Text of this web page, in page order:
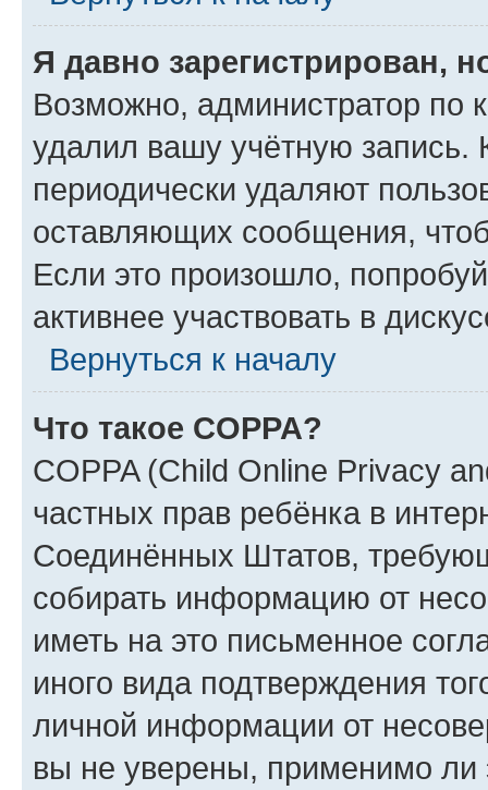
Я давно зарегистрирован,
Возможно, администратор по
удалил вашу учётную запись.
периодически удаляют
оставляющих сообщения,
Если это произошло,
активнее участвовать в
Вернуться к началу
Что такое COPPA?
COPPA (Child Online Privacy
частных прав ребёнка в
Соединённых Штатов,
собирать информацию от
иметь на это письменное
иного вида подтверждения
личной информации от
вы не уверены, применимо ли